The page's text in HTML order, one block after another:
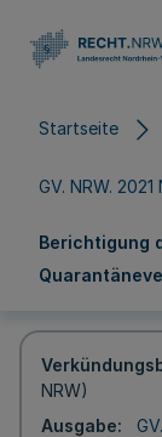
Startseite
GV. NRW. 2021
Berichtigung
NRW)
Ausgabe